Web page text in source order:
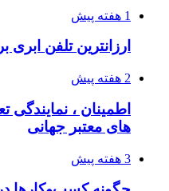
1 هفته پیش
ارزانترین تلفن
2 هفته پیش
اطمینان ، نمایندگی
های معتبر جهانی
3 هفته پیش